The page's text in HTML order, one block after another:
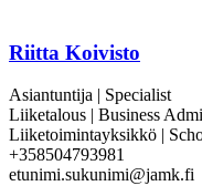
Riitta Koivisto
Asiantuntija | Specialist
Liiketalous | Business
Liiketoimintayksikkö |
+358504793981
etunimi.sukunimi@jamk.fi